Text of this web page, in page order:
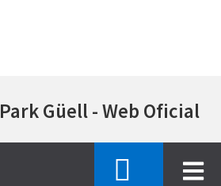
al
Park Güell - Web Oficial
15 Mur entrada Olot Marianao